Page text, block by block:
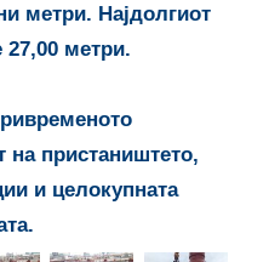
метри. Најдолгиот
метри.
на пристаништето,
и целокупната